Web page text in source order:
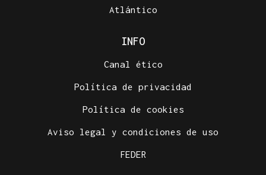
Atlántico
INFO
Canal ético
Política de privacidad
Política de cookies
Aviso legal y condiciones de uso
FEDER